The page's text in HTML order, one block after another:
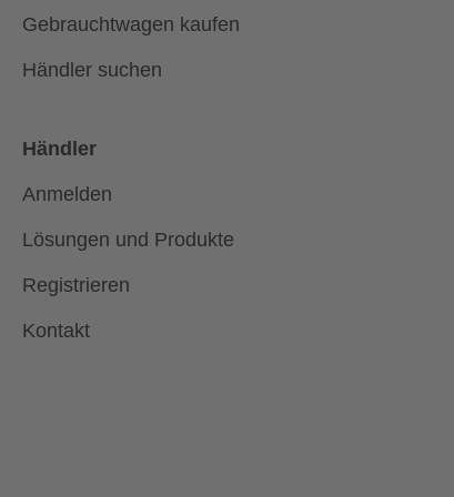
Gebrauchtwagen kaufen
Händler suchen
Händler
Anmelden
Lösungen und Produkte
Registrieren
Kontakt